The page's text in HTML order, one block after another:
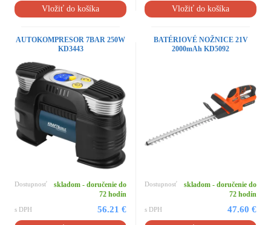
Vložiť do košíka Vložiť do košíka
AUTOKOMPRESOR 7BAR 250W
KD3443
Dostupnosť
skladom - doručenie do
72 hodín
s DPH 56.21 €
BATÉRIOVÉ NOŽNICE 21V
2000mAh KD5092
Dostupnosť
skladom - doručenie do
72 hodín
s DPH 47.60 €